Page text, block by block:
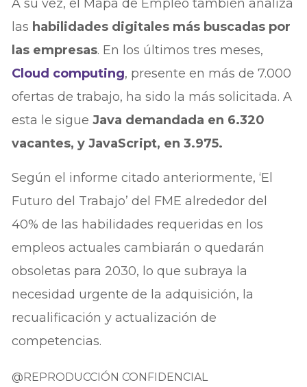
A su vez, el Mapa de Empleo también analiza
las habilidades digitales más buscadas por
las empresas. En los últimos tres meses,
Cloud computing, presente en más de 7.000
ofertas de trabajo, ha sido la más solicitada. A
esta le sigueJava demandada en 6.320
vacantes, y JavaScript, en 3.975.
Según el informe citado anteriormente, ‘El
Futuro del Trabajo’ del FME alrededor del
40% de las habilidades requeridas en los
empleos actuales cambiarán o quedarán
obsoletas para 2030, lo que subraya la
necesidad urgente de la adquisición, la
recualificación y actualización de
competencias.
@REPRODUCCIÓN CONFIDENCIAL